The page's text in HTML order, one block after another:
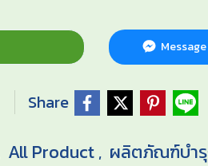
Share
All Product , ผลิตภัณฑ์บำ